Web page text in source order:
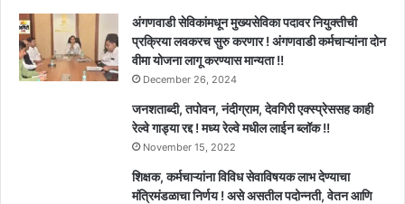
अंगणवाडी सेविकांमधून मुख्यसेविका पदावर नियुक्तीची
प्रक्रिया लवकरच सुरु करणार ! अंगणवाडी कर्मचाऱ्यांना दोन
वीमा योजना लागू करण्यास मान्यता !!
December 26, 2024
जनशताब्दी, तपोवन, नंदीग्राम, देवगिरी एक्स्प्रेससह काही
रेल्वे गाड्या रद्द ! मध्य रेल्वे मधील लाईन ब्लॉक !!
November 15, 2022
शिक्षक, कर्मचाऱ्यांना विविध सेवाविषयक लाभ देण्याचा
मंत्रिमंडळाचा निर्णय ! असे असतील पदोन्नती, वेतन आणि